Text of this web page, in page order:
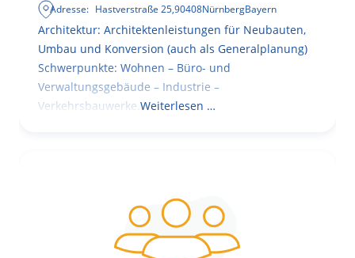
Adresse: Hastverstraße 25,90408NürnbergBayern
Architektur: Architektenleistungen für Neubauten,
Umbau und Konversion (auch als Generalplanung)
Schwerpunkte: Wohnen – Büro- und
Verwaltungsgebäude – Industrie –
Verkehrsbauwerke. Weiterlesen …